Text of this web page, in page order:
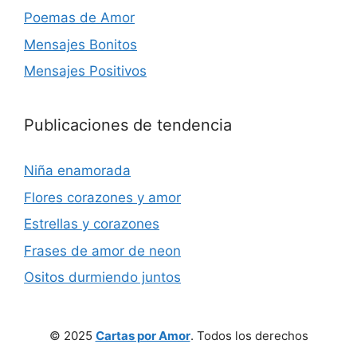
Poemas de Amor
Mensajes Bonitos
Mensajes Positivos
Publicaciones de tendencia
Niña enamorada
Flores corazones y amor
Estrellas y corazones
Frases de amor de neon
Ositos durmiendo juntos
© 2025 Cartas por Amor. Todos los derechos